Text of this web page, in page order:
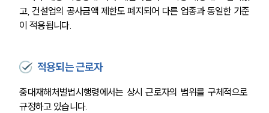
고, 건설업의 공사금액 제한도 폐지되어 다른 업종과 동일한 기준
이 적용됩니다.
적용되는 근로자
중대재해처벌법시행령에서는 상시 근로자의 범위를 구체적으로
규정하고 있습니다.